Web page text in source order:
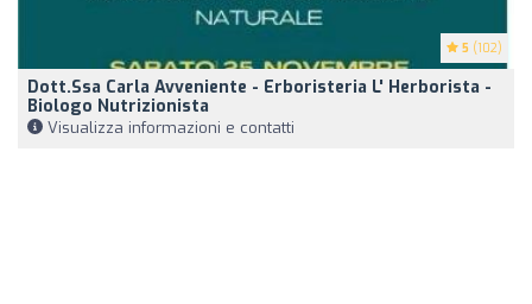
5 (102)
Dott.ssa Carla Avveniente - Erboristeria L' Herborista -
Biologo Nutrizionista
Visualizza informazioni e contatti